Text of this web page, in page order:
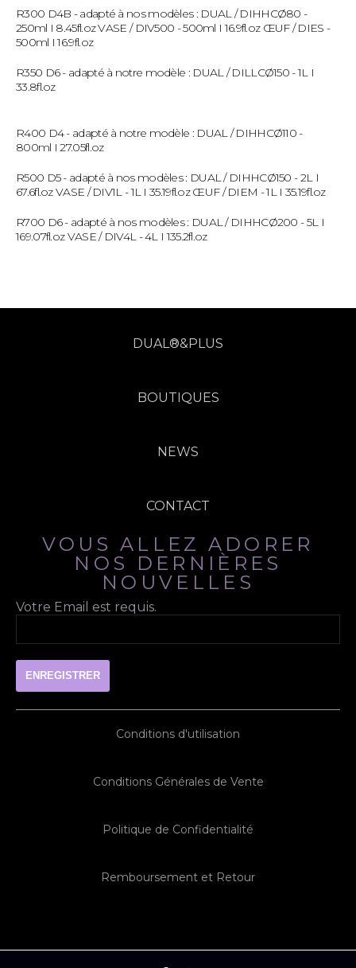
R300 D4B - adapté à nos modèles :DUAL / DIHHCØ80 -
250ml I 8.45fl.ozVASE / DIV500 - 500ml I 16.9fl.ozŒUF / DIES -
500ml I 16.9fl.oz
R350 D6 - adapté à notre modèle :DUAL / DILLCØ150 - 1L I
33.8fl.oz
R400 D4 - adapté à notre modèle :DUAL / DIHHCØ110 -
800ml I 27.05fl.oz
R500 D5 - adapté à nos modèles : DUAL / DIHHCØ150 - 2L I
67.6fl.ozVASE / DIV1L - 1L I 35.19fl.ozŒUF / DIEM - 1L I 35.19fl.oz
R700 D6 - adapté à nos modèles : DUAL / DIHHCØ200 - 5L I
169.07fl.ozVASE / DIV4L - 4L I 135.2fl.oz
DUAL®&PLUS
BOUTIQUES
NEWS
CONTACT
VOUS ALLEZ ADORER
NOS DERNIÈRES
NOUVELLES
Votre Email est requis.
Conditions d'utilisation
Conditions Générales de Vente
Politique de Confidentialité
Remboursement et Retour